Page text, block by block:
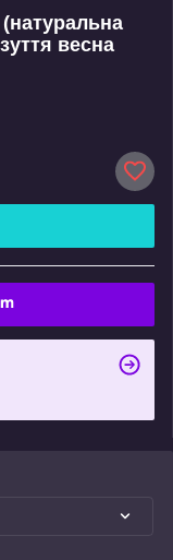
(натуральна
весна